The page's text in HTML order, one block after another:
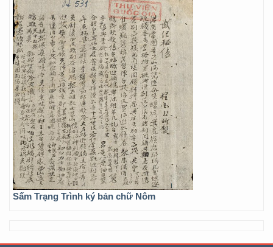
Sấm Trạng Trình ký bản chữ Nôm